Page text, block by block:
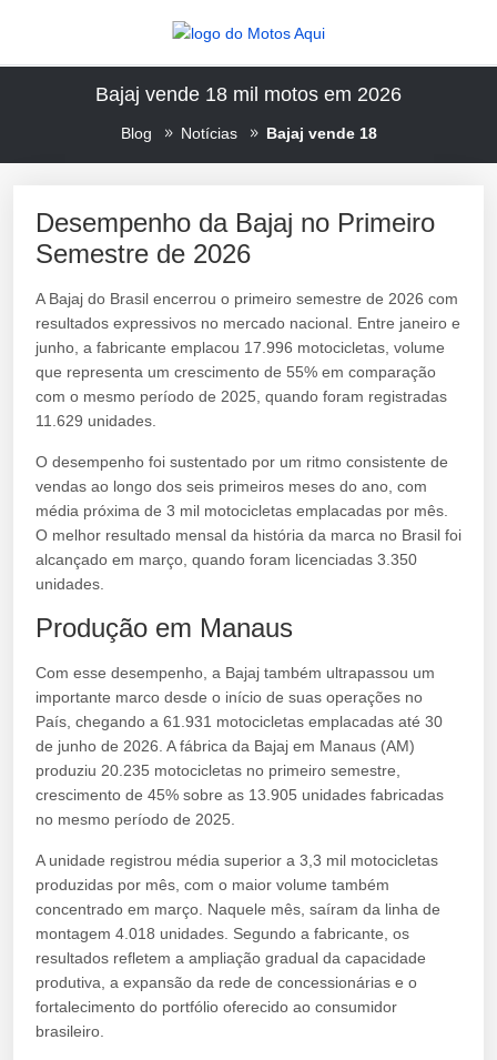
Bajaj vende 18 mil motos em 2026
Blog Notícias Bajaj vende 18
Desempenho da Bajaj no Primeiro
Semestre de 2026
A Bajaj do Brasil encerrou o primeiro semestre de 2026 com
resultados expressivos no mercado nacional. Entre janeiro e
junho, a fabricante emplacou 17.996 motocicletas, volume
que representa um crescimento de 55% em comparação
com o mesmo período de 2025, quando foram registradas
11.629 unidades.
O desempenho foi sustentado por um ritmo consistente de
vendas ao longo dos seis primeiros meses do ano, com
média próxima de 3 mil motocicletas emplacadas por mês.
O melhor resultado mensal da história da marca no Brasil foi
alcançado em março, quando foram licenciadas 3.350
unidades.
Produção em Manaus
Com esse desempenho, a Bajaj também ultrapassou um
importante marco desde o início de suas operações no
País, chegando a 61.931 motocicletas emplacadas até 30
de junho de 2026. A fábrica da Bajaj em Manaus (AM)
produziu 20.235 motocicletas no primeiro semestre,
crescimento de 45% sobre as 13.905 unidades fabricadas
no mesmo período de 2025.
A unidade registrou média superior a 3,3 mil motocicletas
produzidas por mês, com o maior volume também
concentrado em março. Naquele mês, saíram da linha de
montagem 4.018 unidades. Segundo a fabricante, os
resultados refletem a ampliação gradual da capacidade
produtiva, a expansão da rede de concessionárias e o
fortalecimento do portfólio oferecido ao consumidor
brasileiro.